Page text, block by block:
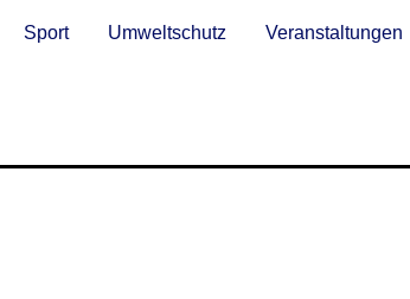
Sport Umweltschutz Veranstaltungen